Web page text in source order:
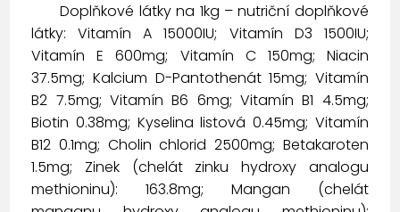
Doplňkové látky na 1kg – nutriční doplňkové
látky: Vitamín A 15000IU; Vitamín D3 1500IU;
Vitamín E 600mg; Vitamín C 150mg; Niacin
37.5mg; Kalcium D-Pantothenát 15mg; Vitamín
B2 7.5mg; Vitamín B6 6mg; Vitamín B1 4.5mg;
Biotin 0.38mg; Kyselina listová 0.45mg; Vitamín
B12 0.1mg; Cholin chlorid 2500mg; Betakaroten
1.5mg; Zinek (chelát zinku hydroxy analogu
methioninu): 163.8mg; Mangan (chelát